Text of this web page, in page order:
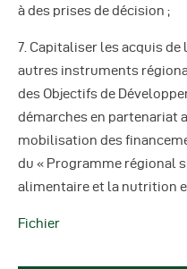
à des prises de décision ;
7. Capitaliser les acquis
autres instruments
des Objectifs de
démarches en partenariat
mobilisation des
du « Programme régional
alimentaire et la nutrition
Fichier